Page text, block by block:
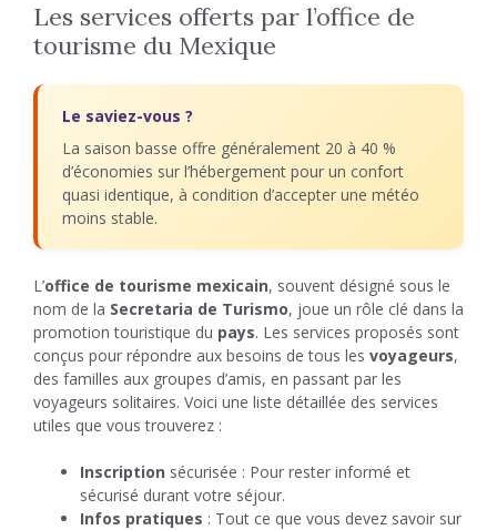
Les services offerts par l’office de
tourisme du Mexique
Le saviez-vous ?
La saison basse offre généralement 20 à 40 %
d’économies sur l’hébergement pour un confort
quasi identique, à condition d’accepter une météo
moins stable.
L’office de tourisme mexicain, souvent désigné sous le
nom de la Secretaria de Turismo, joue un rôle clé dans la
promotion touristique du pays. Les services proposés sont
conçus pour répondre aux besoins de tous les voyageurs,
des familles aux groupes d’amis, en passant par les
voyageurs solitaires. Voici une liste détaillée des services
utiles que vous trouverez :
Inscription sécurisée : Pour rester informé et
sécurisé durant votre séjour.
Infos pratiques : Tout ce que vous devez savoir sur